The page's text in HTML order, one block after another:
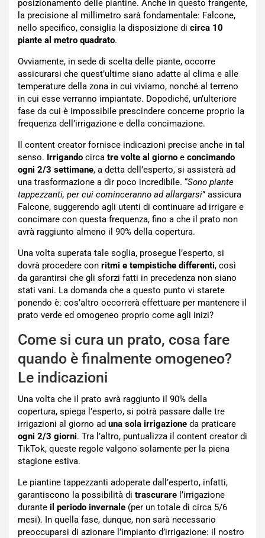
posizionamento delle piantine. Anche in questo frangente,
la precisione al millimetro sarà fondamentale: Falcone,
nello specifico, consiglia la disposizione di circa 10
piante al metro quadrato.
Ovviamente, in sede di scelta delle piante, occorre
assicurarsi che quest’ultime siano adatte al clima e alle
temperature della zona in cui viviamo, nonché al terreno
in cui esse verranno impiantate. Dopodiché, un’ulteriore
fase da cui è impossibile prescindere concerne proprio la
frequenza dell’irrigazione e della concimazione.
Il content creator fornisce indicazioni precise anche in tal
senso. Irrigando circa tre volte al giorno e concimando
ogni 2/3 settimane, a detta dell’esperto, si assisterà ad
una trasformazione a dir poco incredibile. “Sono piante
tappezzanti, per cui cominceranno ad allargarsi” assicura
Falcone, suggerendo agli utenti di continuare ad irrigare e
concimare con questa frequenza, fino a che il prato non
avrà raggiunto almeno il 90% della copertura.
Una volta superata tale soglia, prosegue l’esperto, si
dovrà procedere con ritmi e tempistiche differenti, così
da garantirsi che gli sforzi fatti in precedenza non siano
stati vani. La domanda che a questo punto vi starete
ponendo è: cos’altro occorrerà effettuare per mantenere il
prato verde ed omogeneo proprio come agli inizi?
Come si cura un prato, cosa fare
quando è finalmente omogeneo?
Le indicazioni
Una volta che il prato avrà raggiunto il 90% della
copertura, spiega l’esperto, si potrà passare dalle tre
irrigazioni al giorno ad una sola irrigazione da praticare
ogni 2/3 giorni. Tra l’altro, puntualizza il content creator di
TikTok, queste regole valgono solamente per la piena
stagione estiva.
Le piantine tappezzanti adoperate dall’esperto, infatti,
garantiscono la possibilità di trascurare l’irrigazione
durante il periodo invernale (per un totale di circa 5/6
mesi). In quella fase, dunque, non sarà necessario
preoccuparsi di azionare l’impianto d’irrigazione: il nostro